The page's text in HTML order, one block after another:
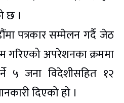
छ ।
पत्रकार सम्मेलन गर्दै जेठ
गरिएको अपरेशनका क्रममा
५ जना विदेशीसहित १२
दिएको हो ।